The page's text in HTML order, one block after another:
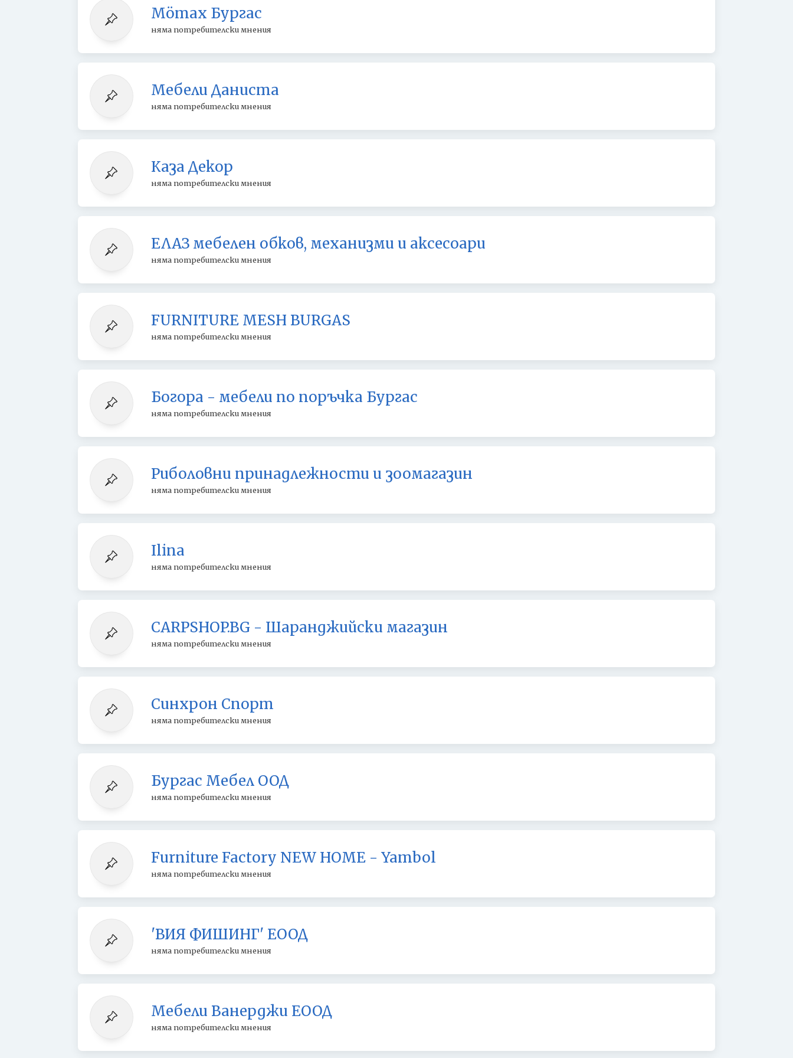
Мömax Бургас
няма потребителски мнения
Мебели Даниста
няма потребителски мнения
Каза Декор
няма потребителски мнения
ЕЛАЗ мебелен обков, механизми и аксесоари
няма потребителски мнения
FURNITURE MESH BURGAS
няма потребителски мнения
Богора - мебели по поръчка Бургас
няма потребителски мнения
Риболовни принадлежности и зоомагазин
няма потребителски мнения
Ilina
няма потребителски мнения
CARPSHOP.BG - Шаранджийски магазин
няма потребителски мнения
Синхрон Спорт
няма потребителски мнения
Бургас Мебел ООД
няма потребителски мнения
Furniture Factory NEW HOME - Yambol
няма потребителски мнения
'ВИЯ ФИШИНГ' ЕООД
няма потребителски мнения
Мебели Ванерджи ЕООД
няма потребителски мнения